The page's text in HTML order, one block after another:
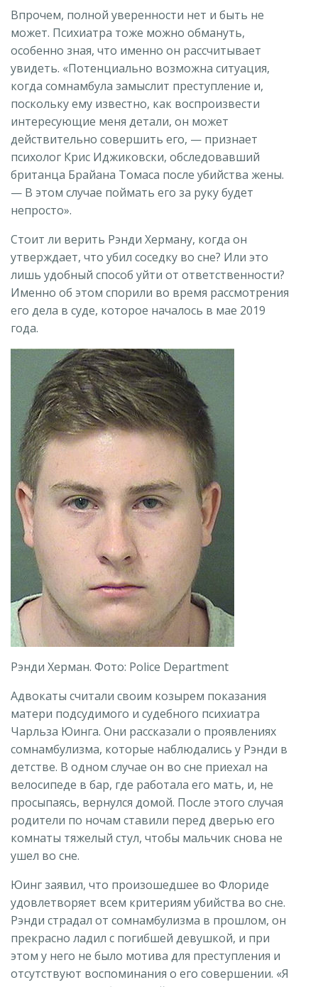
Впрочем, полной уверенности нет и быть не
может. Психиатра тоже можно обмануть,
особенно зная, что именно он рассчитывает
увидеть. «Потенциально возможна ситуация,
когда сомнамбула замыслит преступление и,
поскольку ему известно, как воспроизвести
интересующие меня детали, он может
действительно совершить его, — признает
психолог Крис Иджиковски, обследовавший
британца Брайана Томаса после убийства жены.
— В этом случае поймать его за руку будет
непросто».
Стоит ли верить Рэнди Херману, когда он
утверждает, что убил соседку во сне? Или это
лишь удобный способ уйти от ответственности?
Именно об этом спорили во время рассмотрения
его дела в суде, которое началось в мае 2019
года.
Рэнди Херман. Фото: Police Department
Адвокаты считали своим козырем показания
матери подсудимого и судебного психиатра
Чарльза Юинга. Они рассказали о проявлениях
сомнамбулизма, которые наблюдались у Рэнди в
детстве. В одном случае он во сне приехал на
велосипеде в бар, где работала его мать, и, не
просыпаясь, вернулся домой. После этого случая
родители по ночам ставили перед дверью его
комнаты тяжелый стул, чтобы мальчик снова не
ушел во сне.
Юинг заявил, что произошедшее во Флориде
удовлетворяет всем критериям убийства во сне.
Рэнди страдал от сомнамбулизма в прошлом, он
прекрасно ладил с погибшей девушкой, и при
этом у него не было мотива для преступления и
отсутствуют воспоминания о его совершении. «Я